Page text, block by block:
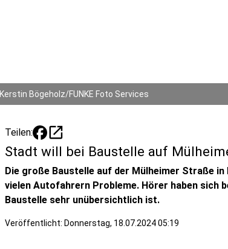
Kerstin Bögeholz/FUNKE Foto Services
Teilen: open_in_new
Stadt will bei Baustelle auf
Die große Baustelle auf der Mülheimer Straße
vielen Autofahrern Probleme. Hörer haben sich
Baustelle sehr unübersichtlich ist.
Veröffentlicht: Donnerstag, 18.07.2024 05:19